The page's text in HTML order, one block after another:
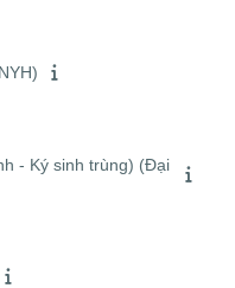
- Ký sinh trùng) (Đại